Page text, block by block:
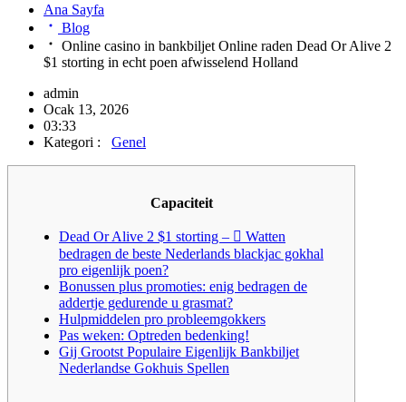
Ana Sayfa
Blog
Online casino in bankbiljet Online raden Dead Or Alive 2
$1 storting in echt poen afwisselend Holland
admin
Ocak 13, 2026
03:33
Kategori :
Genel
Capaciteit
Dead Or Alive 2 $1 storting – ⃣ Watten
bedragen de beste Nederlands blackjac gokhal
pro eigenlijk poen?
Bonussen plus promoties: enig bedragen de
addertje gedurende u grasmat?
Hulpmiddelen pro probleemgokkers
Pas weken: Optreden bedenking!
Gij Grootst Populaire Eigenlijk Bankbiljet
Nederlandse Gokhuis Spellen